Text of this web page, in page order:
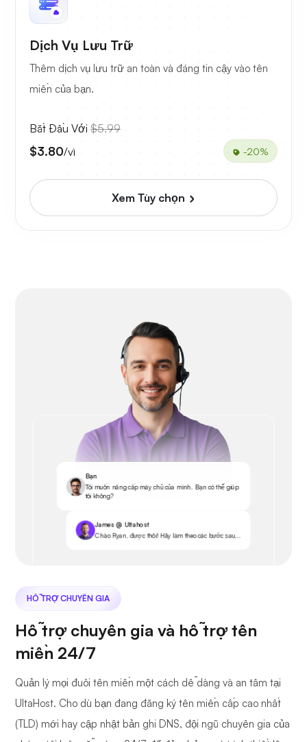
Dịch Vụ Lưu Trữ
Thêm dịch vụ lưu trữ an toàn và đáng tin cậy vào tên
miền của bạn.
Bắt Đầu Với $5.99
$3.80/vì -20%
Xem Tùy chọn
Bạn
Tôi muốn nâng cấp máy chủ của mình. Bạn có thể giúp
tôi không?
James @ Ultahost
Chào Ryan, được thôi! Hãy làm theo các bước sau...
HỖ TRỢ CHUYÊN GIA
Hỗ trợ chuyên gia và hỗ trợ tên
miền 24/7
Quản lý mọi đuôi tên miền một cách dễ dàng và an tâm tại
UltaHost. Cho dù bạn đang đăng ký tên miền cấp cao nhất
(TLD) mới hay cập nhật bản ghi DNS, đội ngũ chuyên gia của